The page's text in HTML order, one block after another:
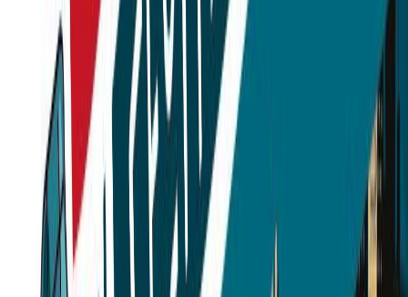
Εκδόσεις
Διόπτρα
Περίληψη
Οι κατάσκοποι της γεωγραφίας ταξιδεύουν στον κόσμο και με την
εφαρμογή «Πορτολάνος» λύνουν παράξενα μυστήρια! Ο Πίτερ